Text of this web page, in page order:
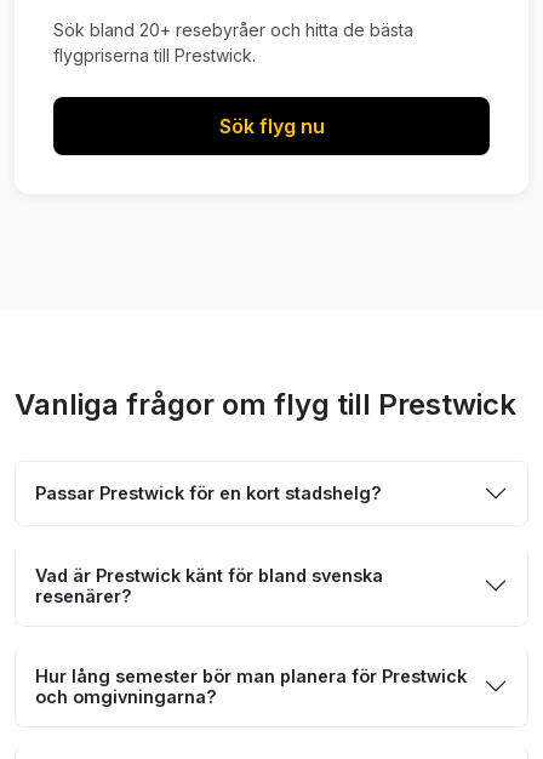
Sök bland 20+ resebyråer och hitta de bästa
flygpriserna till Prestwick.
Sök flyg nu
Vanliga frågor om flyg till Prestwick
Passar Prestwick för en kort stadshelg?
Vad är Prestwick känt för bland svenska
resenärer?
Hur lång semester bör man planera för Prestwick
och omgivningarna?